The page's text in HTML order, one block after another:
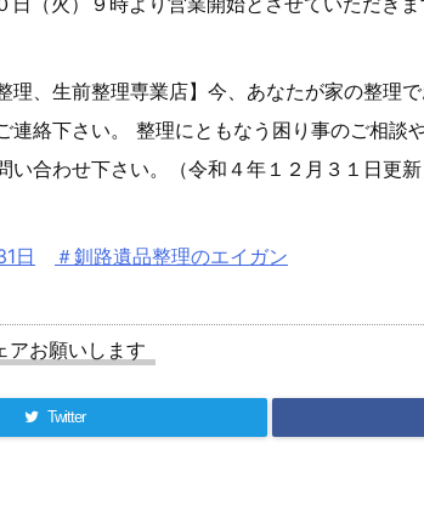
理、生前整理専業店】今、あなたが家の整理
連絡下さい。 整理にともなう困り事のご相談
い合わせ下さい。（令和４年１２月３１日更新
日 ＃釧路遺品整理のエイガン
アお願いします
Twitter